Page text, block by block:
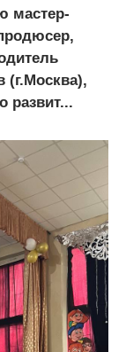
мастер-
(г.Москва),
развит...